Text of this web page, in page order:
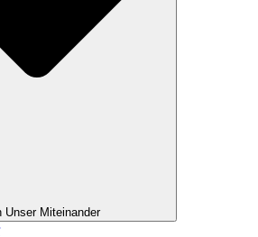
Unser Miteinander